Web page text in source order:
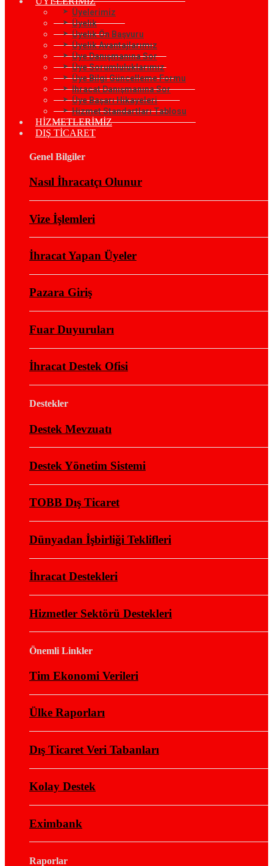
Üyelerimiz
Üyelik
Üyelik Ön Başvuru
Üyelik Avantajlarımız
Üye Danışmanına Sor
Üye Sorumluluklarımız
Üye Bilgi Güncelleme Formu
İhracat Danışmanına Sor
Üye Başarı Hikayeleri
Hizmet Standartları Tablosu
HİZMETLERİMİZ
DIŞ TİCARET
Genel Bilgiler
Nasıl İhracatçı Olunur
Vize İşlemleri
İhracat Yapan Üyeler
Pazara Giriş
Fuar Duyuruları
İhracat Destek Ofisi
Destekler
Destek Mevzuatı
Destek Yönetim Sistemi
TOBB Dış Ticaret
Dünyadan İşbirliği Teklifleri
İhracat Destekleri
Hizmetler Sektörü Destekleri
Önemli Linkler
Tim Ekonomi Verileri
Ülke Raporları
Dış Ticaret Veri Tabanları
Kolay Destek
Eximbank
Raporlar